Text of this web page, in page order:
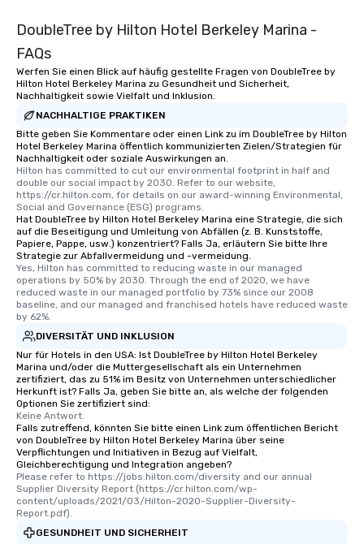
DoubleTree by Hilton Hotel Berkeley Marina -
FAQs
Werfen Sie einen Blick auf häufig gestellte Fragen von DoubleTree by
Hilton Hotel Berkeley Marina zu Gesundheit und Sicherheit,
Nachhaltigkeit sowie Vielfalt und Inklusion.
NACHHALTIGE PRAKTIKEN
Bitte geben Sie Kommentare oder einen Link zu im DoubleTree by Hilton
Hotel Berkeley Marina öffentlich kommunizierten Zielen/Strategien für
Nachhaltigkeit oder soziale Auswirkungen an.
Hilton has committed to cut our environmental footprint in half and
double our social impact by 2030. Refer to our website,
https://cr.hilton.com, for details on our award-winning Environmental,
Social and Governance (ESG) programs.
Hat DoubleTree by Hilton Hotel Berkeley Marina eine Strategie, die sich
auf die Beseitigung und Umleitung von Abfällen (z. B. Kunststoffe,
Papiere, Pappe, usw.) konzentriert? Falls Ja, erläutern Sie bitte Ihre
Strategie zur Abfallvermeidung und -vermeidung.
Yes, Hilton has committed to reducing waste in our managed
operations by 50% by 2030. Through the end of 2020, we have
reduced waste in our managed portfolio by 73% since our 2008
baseline, and our managed and franchised hotels have reduced waste
by 62%.
DIVERSITÄT UND INKLUSION
Nur für Hotels in den USA: Ist DoubleTree by Hilton Hotel Berkeley
Marina und/oder die Muttergesellschaft als ein Unternehmen
zertifiziert, das zu 51% im Besitz von Unternehmen unterschiedlicher
Herkunft ist? Falls Ja, geben Sie bitte an, als welche der folgenden
Optionen Sie zertifiziert sind:
Keine Antwort.
Falls zutreffend, könnten Sie bitte einen Link zum öffentlichen Bericht
von DoubleTree by Hilton Hotel Berkeley Marina über seine
Verpflichtungen und Initiativen in Bezug auf Vielfalt,
Gleichberechtigung und Integration angeben?
Please refer to https://jobs.hilton.com/diversity and our annual
Supplier Diversity Report (https://cr.hilton.com/wp-
content/uploads/2021/03/Hilton-2020-Supplier-Diversity-
Report.pdf).
GESUNDHEIT UND SICHERHEIT